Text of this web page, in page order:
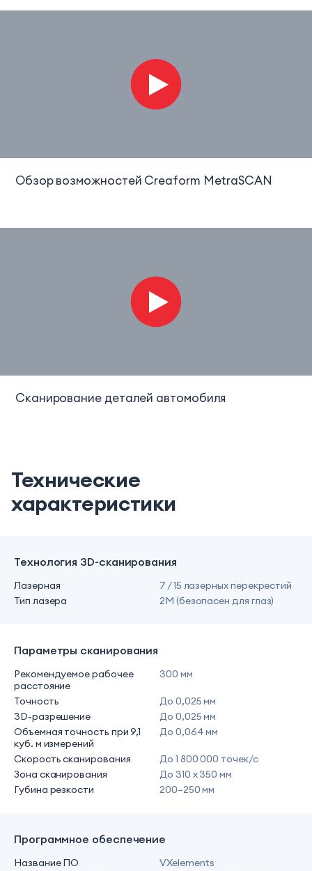
Обзор возможностей Creaform MetraSCAN
Сканирование деталей автомобиля
Технические
характеристики
Технология 3D-сканирования
Лазерная
7 / 15 лазерных перекрестий
Тип лазера
2M (безопасен для глаз)
Параметры сканирования
Рекомендуемое рабочее
расстояние
300 мм
Точность
До 0,025 мм
3D-разрешение
До 0,025 мм
Объемная точность при 9,1
куб. м измерений
До 0,064 мм
Скорость сканирования
До 1 800 000 точек/с
Зона сканирования
До 310 x 350 мм
Губина резкости
200–250 мм
Программное обеспечение
Название ПО
VXelements